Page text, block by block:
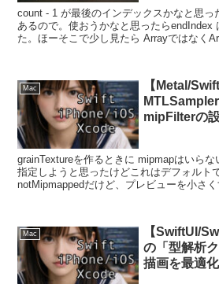
count - 1 が最後のインデックスかなと思っ
あるので。使おうかなと思ったらendIndex
た。ほーそこで少し見たら Arrayではなく
Mac
【Metal/
mipFilterの
grainTextureを作るときに mipmapはいら
指定しようと思ったけどこれはデフォルト
notMipmappedだけど、プレビューを小さ
Mac
【SwiftUI/
の「型解析
描画を最適